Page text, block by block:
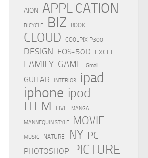
AION APPLICATION
BICYCLE BIZ BOOK
CLOUD COOLPIX P300
DESIGN EOS-50D EXCEL
FAMILY GAME Gmail
GUITAR INTERIOR ipad
iphone ipod
ITEM
LIVE MANGA
MANNEQUIN STYLE MOVIE
MUSIC NATURE NY PC
PHOTOSHOP PICTURE